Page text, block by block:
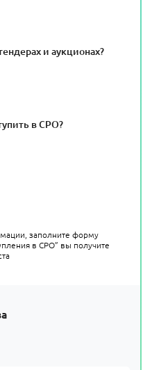
и аукционах?
в СРО?
заполните форму
в СРО” вы получите